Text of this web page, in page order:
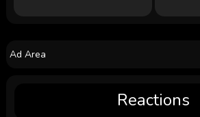
Ad Area
Reactions